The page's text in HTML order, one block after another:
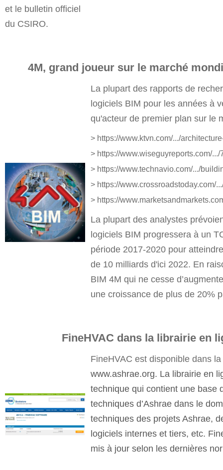
et le bulletin officiel
du CSIRO.
4M, grand joueur sur le marché
La plupart des rapports de
logiciels BIM pour les années à
qu'acteur de premier plan sur le
> https://www.ktvn.com/.../
> https://www.wiseguyreports.com/
> https://www.technavio.com/.../
> https://www.crossroadstoday.com/
> https://
La plupart des analystes
logiciels BIM progressera à un
période 2017-2020 pour
de 10 milliards d'ici 2022. En
BIM 4M qui ne cesse
une croissance de plus de 20%
FineHVAC dans la librairie en
FineHVAC est disponible dans
www.ashrae.org. La librairie en
technique qui contient une base
techniques d’Ashrae dans le
techniques des projets Ashrae,
logiciels internes et tiers, etc.
mis à jour selon les dernières